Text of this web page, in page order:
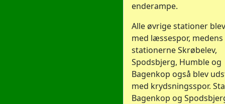
enderampe.
Alle øvrige stationer
med læssespor, medens
stationerne Skrøbelev,
Spodsbjerg, Humble og
Bagenkop også blev
med krydsningsspor.
Bagenkop og